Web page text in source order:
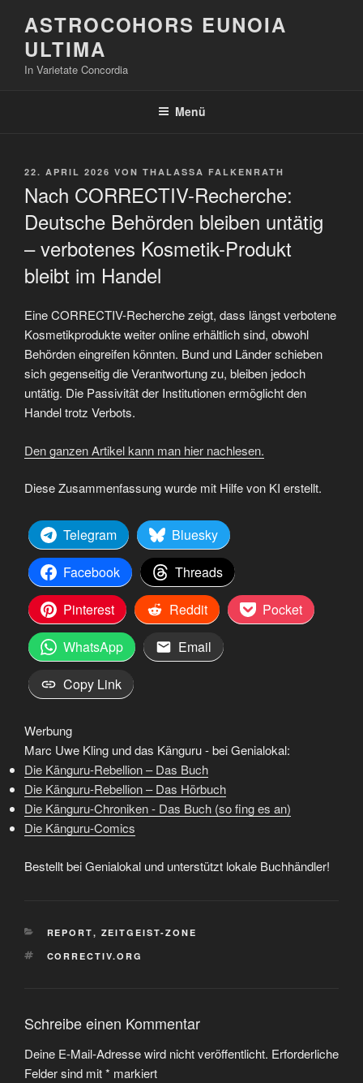
Inhalt
springen
ASTROCOHORS EUNOIA
ULTIMA
In Varietate Concordia
Menü
VERÖFFENTLICHT
22. APRIL 2026 VON THALASSA FALKENRATH
Nach CORRECTIV-Recherche:
Deutsche Behörden bleiben untätig
– verbotenes Kosmetik-Produkt
bleibt im Handel
Eine CORRECTIV-Recherche zeigt, dass längst verbotene
Kosmetikprodukte weiter online erhältlich sind, obwohl
Behörden eingreifen könnten. Bund und Länder schieben
sich gegenseitig die Verantwortung zu, bleiben jedoch
untätig. Die Passivität der Institutionen ermöglicht den
Handel trotz Verbots.
Den ganzen Artikel kann man hier nachlesen.
Diese Zusammenfassung wurde mit Hilfe von KI erstellt.
Telegram
Bluesky
Facebook
Threads
Pinterest
Reddit
Pocket
WhatsApp
Email
Copy Link
Werbung
Marc Uwe Kling und das Känguru - bei Genialokal:
Die Känguru-Rebellion – Das Buch
Die Känguru-Rebellion – Das Hörbuch
Die Känguru-Chroniken - Das Buch (so fing es an)
Die Känguru-Comics
Bestellt bei Genialokal und unterstützt lokale Buchhändler!
KATEGORIEN
REPORT, ZEITGEIST-ZONE
SCHLAGWÖRTER
CORRECTIV.ORG
Schreibe einen Kommentar
Deine E-Mail-Adresse wird nicht veröffentlicht. Erforderliche
Felder sind mit* markiert